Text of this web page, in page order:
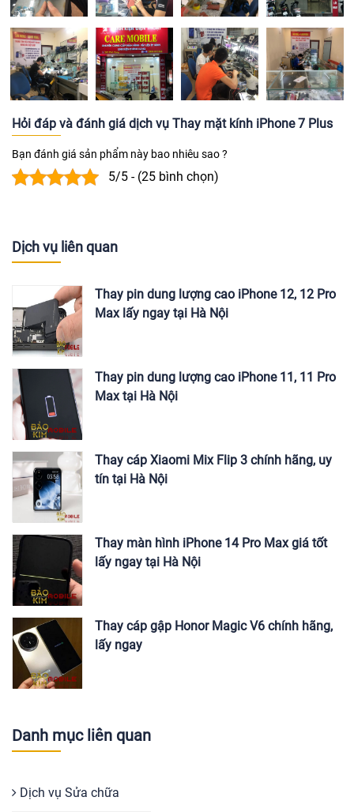
Hỏi đáp và đánh giá dịch vụ Thay mặt kính iPhone 7 Plus
Bạn đánh giá sản phẩm này bao nhiêu sao ?
5/5 - (25 bình chọn)
Dịch vụ liên quan
Thay pin dung lượng cao iPhone 12, 12 Pro
Max lấy ngay tại Hà Nội
Thay pin dung lượng cao iPhone 11, 11 Pro
Max tại Hà Nội
Thay cáp Xiaomi Mix Flip 3 chính hãng, uy
tín tại Hà Nội
Thay màn hình iPhone 14 Pro Max giá tốt
lấy ngay tại Hà Nội
Thay cáp gập Honor Magic V6 chính hãng,
lấy ngay
Danh mục liên quan
Dịch vụ Sửa chữa